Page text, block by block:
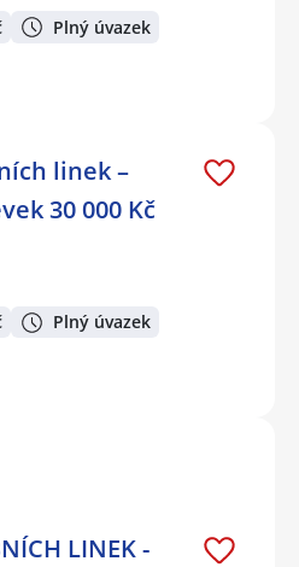
Plný úvazek
linek –
30 000 Kč
Plný úvazek
LINEK -